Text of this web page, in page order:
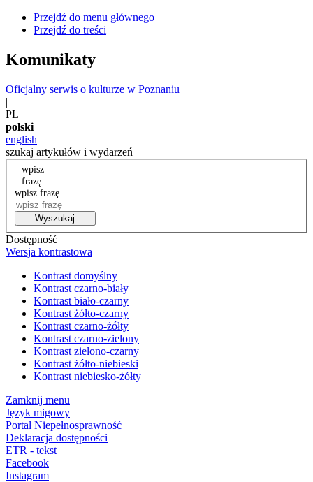
Przejdź do menu głównego
Przejdź do treści
Komunikaty
Oficjalny serwis o kulturze w Poznaniu
|
PL
polski
english
szukaj artykułów i wydarzeń
wpisz
frazę
wpisz frazę
Wyszukaj
Dostępność
Wersja kontrastowa
Kontrast domyślny
Kontrast czarno-biały
Kontrast biało-czarny
Kontrast żółto-czarny
Kontrast czarno-żółty
Kontrast czarno-zielony
Kontrast zielono-czarny
Kontrast żółto-niebieski
Kontrast niebiesko-żółty
Zamknij menu
Język migowy
Portal Niepełnosprawność
Deklaracja dostępności
ETR - tekst
Facebook
Instagram